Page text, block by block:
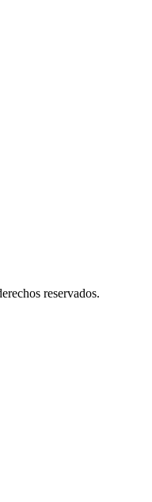
reservados.